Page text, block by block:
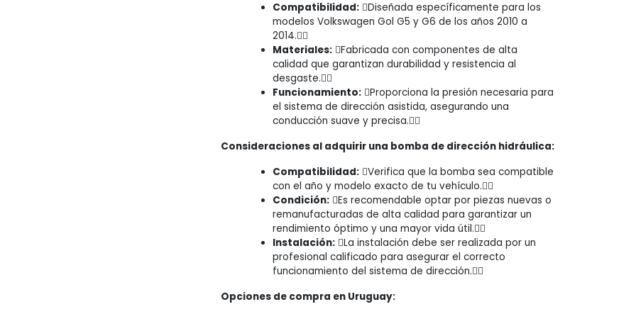
Compatibilidad:Diseñada específicamente para los
modelos Volkswagen Gol G5 y G6 de los años 2010 a
2014.
Materiales:Fabricada con componentes de alta
calidad que garantizan durabilidad y resistencia al
desgaste.
Funcionamiento:Proporciona la presión necesaria para
el sistema de dirección asistida, asegurando una
conducción suave y precisa.
Consideraciones al adquirir una bomba de dirección hidráulica:
Compatibilidad:Verifica que la bomba sea compatible
con el año y modelo exacto de tu vehículo.
Condición:Es recomendable optar por piezas nuevas o
remanufacturadas de alta calidad para garantizar un
rendimiento óptimo y una mayor vida útil.
Instalación:La instalación debe ser realizada por un
profesional calificado para asegurar el correcto
funcionamiento del sistema de dirección.
Opciones de compra en Uruguay: